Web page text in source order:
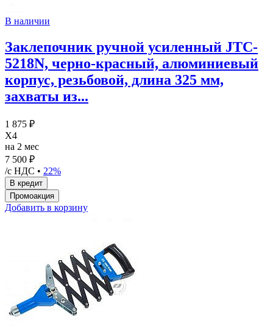
В наличии
Заклепочник ручной усиленный JTC-
5218N, черно-красный, алюминиевый
корпус, резьбовой, длина 325 мм,
захваты из...
1 875 ₽
X4
на 2 мес
7 500 ₽
/с НДС • 22%
Добавить в корзину